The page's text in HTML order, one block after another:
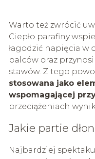
Warto też zwrócić
Ciepło parafiny
łagodzić napięcia w
palców oraz
stawów. Z tego
stosowana jako
wspomagającej
przeciążeniach
Jakie partie
Najbardziej